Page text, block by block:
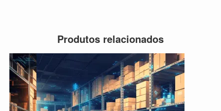
Produtos relacionados